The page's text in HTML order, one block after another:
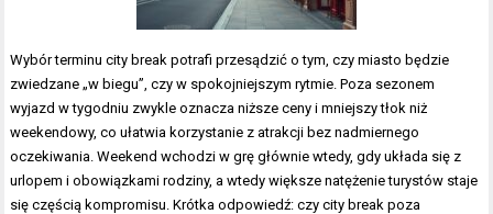
Wybór terminu city break potrafi przesądzić o tym, czy miasto będzie
zwiedzane „w biegu”, czy w spokojniejszym rytmie. Poza sezonem
wyjazd w tygodniu zwykle oznacza niższe ceny i mniejszy tłok niż
weekendowy, co ułatwia korzystanie z atrakcji bez nadmiernego
oczekiwania. Weekend wchodzi w grę głównie wtedy, gdy układa się z
urlopem i obowiązkami rodziny, a wtedy większe natężenie turystów staje
się częścią kompromisu. Krótka odpowiedź: czy city break poza